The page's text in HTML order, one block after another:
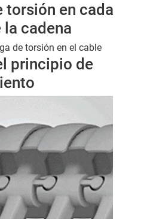
torsión en cada
la cadena
de torsión en el cable
principio de